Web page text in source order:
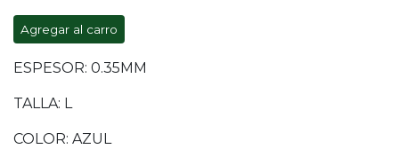
Agregar al carro
ESPESOR: 0.35MM
TALLA: L
COLOR: AZUL